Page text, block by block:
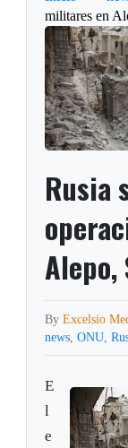
militares en
Rusia
ByExcelsio
news,ONU,
E
l
e